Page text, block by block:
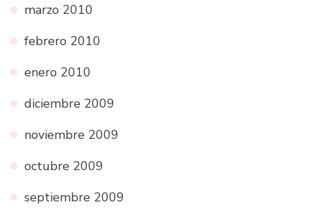
marzo 2010
febrero 2010
enero 2010
diciembre 2009
noviembre 2009
octubre 2009
septiembre 2009